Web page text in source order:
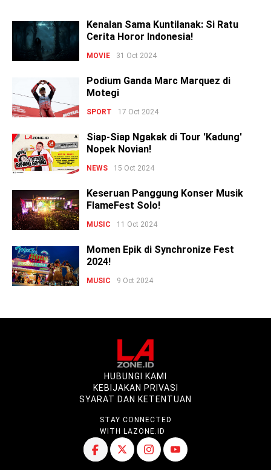
Kenalan Sama Kuntilanak: Si Ratu
Cerita Horor Indonesia!
MOVIE 31 Oct 2024
Podium Ganda Marc Marquez di
Motegi
SPORT 17 Oct 2024
Siap-Siap Ngakak di Tour 'Kadung'
Nopek Novian!
NEWS 15 Oct 2024
Keseruan Panggung Konser Musik
FlameFest Solo!
MUSIC 11 Oct 2024
Momen Epik di Synchronize Fest
2024!
MUSIC 9 Oct 2024
HUBUNGI KAMI
KEBIJAKAN PRIVASI
SYARAT DAN KETENTUAN
STAY CONNECTED
WITH LAZONE.ID